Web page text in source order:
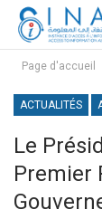
Page d'accueil
ACTUALITÉS
Le
Premier